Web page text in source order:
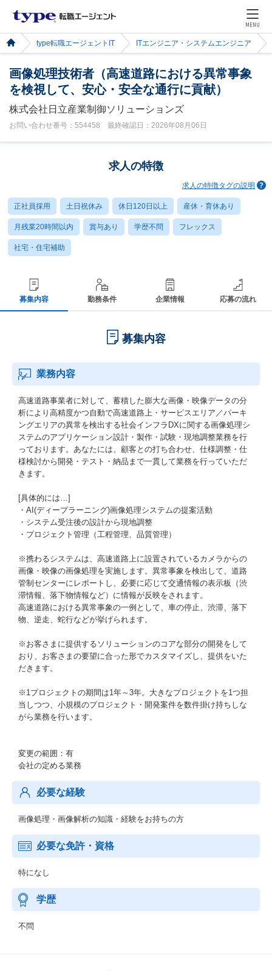
MENU
type転職エージェントIT ITエンジニア・システムエンジニア
画像処理技術者（高速道路における異常事象
を検視して、安心・安全な通行に貢献）
株式会社日立産業制御ソリューションズ
お問い合わせ番号：554458 最終確認日：2026年08月06日
求人の特徴
求人の特徴タグの説明
正社員採用 土日祝休み 休日120日以上 産休・育休あり
月残業20時間以内 賞与あり 学歴不問 フレックス
社宅・住宅補助
募集内容 勤務条件 企業情報 応募の流れ
募集内容
業務内容
高速道路事業者に対して、蓄積した膨大な画像・映像データの分
析により高精度かつ自動で高速道路上・サービスエリア／パーキ
ングエリアの異常を検出する社会インフラDXに関する画像処理シ
ステムのアプリケーション設計・製作・試験・現地調整業務を行
っております。あなたには、顧客との打ち合わせ、仕様調整・仕
様検討から開発・テスト・納品まで一貫して業務を行っていただ
きます。
[具体的には…]
・AI(ディープラーニング)画像処理システムの提案活動
・システム受注後の設計から現地調整
・プロジェクト管理（工程管理、品質管理）
※携わるシステムは、高速道路上に設置されているカメラからの
画像・映像の画像処理を実施します。異常事象を検出して、道路
管制センターにレポートし、必要に応じて交通情報の表示板（渋
滞情報、落下物情報など）に情報が反映をされます。
高速道路における異常事象の一例として、車の停止、渋滞、落下
物、逆走、蛇行などが挙げられます。
※お客さまに提供するソリューションのコアな部分の開発をして
おり、お客さまの要望に合った形でカスタマイズし、提供をいた
だきます。
※1プロジェクトの期間は1年～3年。大きなプロジェクトを1つ担
当しつつ、小規模のプロジェクト・開発案件を数件掛け持ちしな
がら業務を行います。
変更の範囲：有
会社の定める業務
必要な経験
画像処理・画像解析の知識・経験をお持ちの方
必要な免許・資格
特になし
学歴
不問